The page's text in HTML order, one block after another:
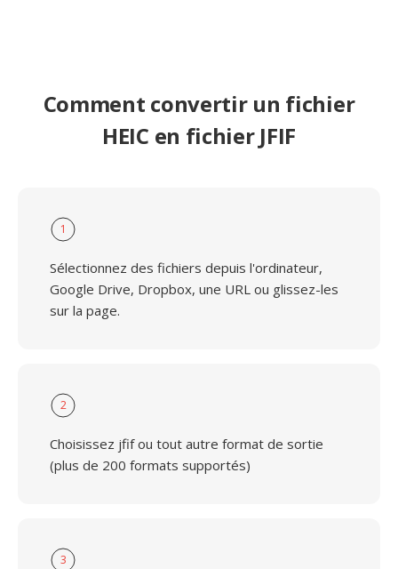
Comment convertir un fichier
HEIC en fichier JFIF
1
Sélectionnez des fichiers depuis l'ordinateur,
Google Drive, Dropbox, une URL ou glissez-les
sur la page.
2
Choisissez jfif ou tout autre format de sortie
(plus de 200 formats supportés)
3